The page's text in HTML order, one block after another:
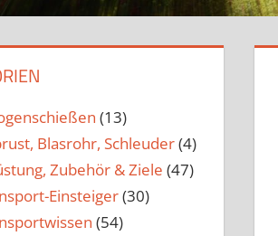
(13)
Blasrohr, Schleuder(4)
Zubehör & Ziele (47)
Einsteiger(30)
(54)